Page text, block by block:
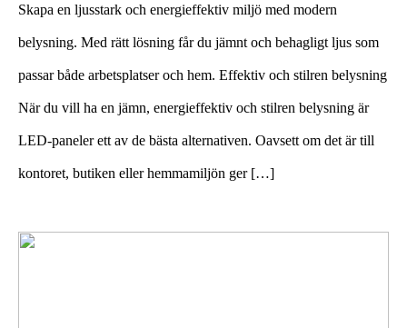
Skapa en ljusstark och energieffektiv miljö med modern
belysning. Med rätt lösning får du jämnt och behagligt ljus som
passar både arbetsplatser och hem. Effektiv och stilren belysning
När du vill ha en jämn, energieffektiv och stilren belysning är
LED-paneler ett av de bästa alternativen. Oavsett om det är till
kontoret, butiken eller hemmamiljön ger […]